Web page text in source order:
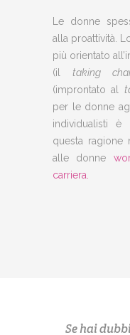
Le donne
alla proattività.
più orientato
(il taking
(improntato al
per le donne
individualisti è
questa ragione
alle donne
carriera.
Se hai